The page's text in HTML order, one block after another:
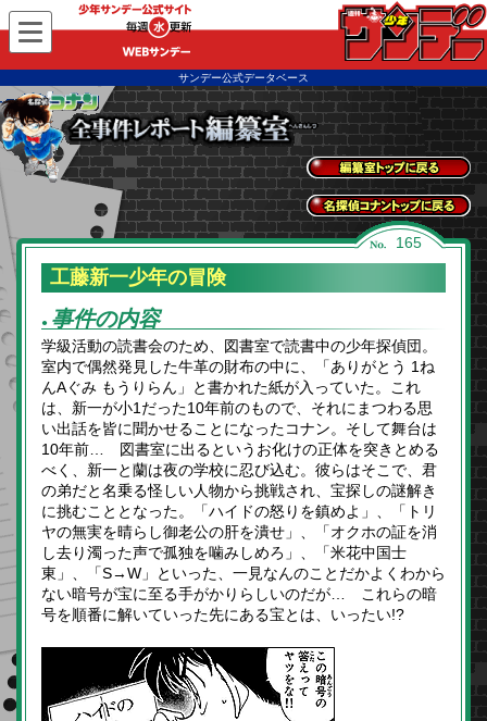
WEBサンデー
サンデー公式データベース
全事件レポートトッ
プに戻る
名探偵コナントップ
に戻る
165
工藤新一少年の冒険
● 事件の内容
学級活動の読書会のため、図書室で読書中の少年探偵団。
室内で偶然発見した牛革の財布の中に、「ありがとう 1ね
んAぐみ もうりらん」と書かれた紙が入っていた。これ
は、新一が小1だった10年前のもので、それにまつわる思
い出話を皆に聞かせることになったコナン。そして舞台は
10年前… 図書室に出るというお化けの正体を突きとめる
べく、新一と蘭は夜の学校に忍び込む。彼らはそこで、君
の弟だと名乗る怪しい人物から挑戦され、宝探しの謎解き
に挑むこととなった。「ハイドの怒りを鎮めよ」、「トリ
ヤの無実を晴らし御老公の肝を潰せ」、「オクホの証を消
し去り濁った声で孤独を噛みしめろ」、「米花中国士
東」、「S→W」といった、一見なんのことだかよくわから
ない暗号が宝に至る手がかりらしいのだが… これらの暗
号を順番に解いていった先にある宝とは、いったい!?